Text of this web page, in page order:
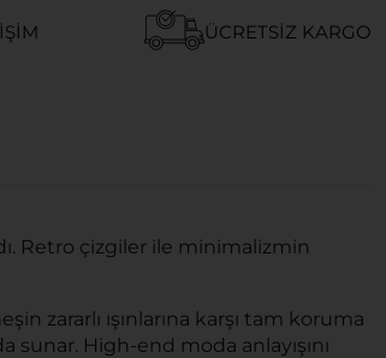
ÜCRETSIZ KARGO
Retro çizgiler ile minimalizmin
zararlı ışınlarına karşı tam koruma
sunar. High-end moda anlayışını